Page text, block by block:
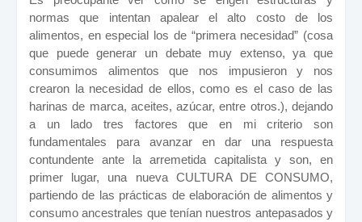
normas que intentan apalear el alto costo de los
alimentos, en especial los de “primera necesidad” (cosa
que puede generar un debate muy extenso, ya que
consumimos alimentos que nos impusieron y nos
crearon la necesidad de ellos, como es el caso de las
harinas de marca, aceites, azúcar, entre otros.), dejando
a un lado tres factores que en mi criterio son
fundamentales para avanzar en dar una respuesta
contundente ante la arremetida capitalista y son, en
primer lugar, una nueva CULTURA DE CONSUMO,
partiendo de las prácticas de elaboración de alimentos y
consumo ancestrales que tenían nuestros antepasados y